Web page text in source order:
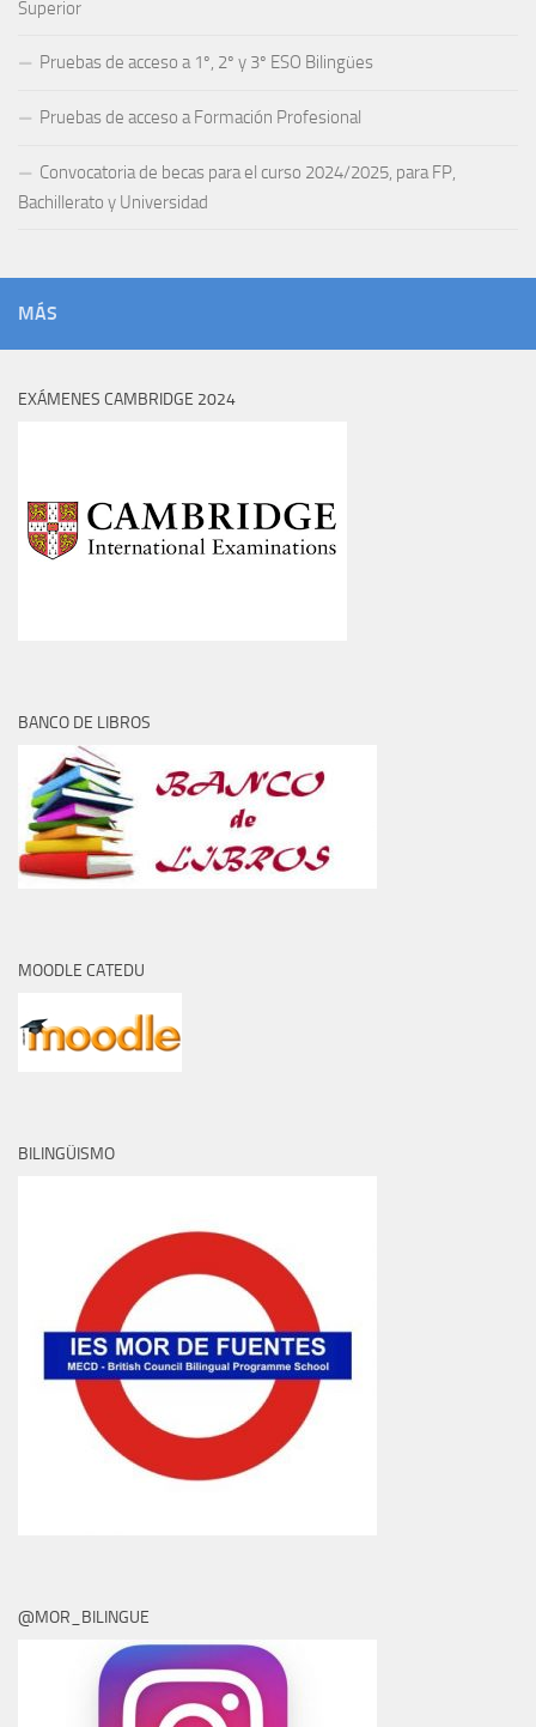
Superior
Pruebas de acceso a 1º, 2º y 3º ESO Bilingües
Pruebas de acceso a Formación Profesional
Convocatoria de becas para el curso 2024/2025, para FP,
Bachillerato y Universidad
MÁS
EXÁMENES CAMBRIDGE 2024
BANCO DE LIBROS
MOODLE CATEDU
BILINGÜISMO
@MOR_BILINGUE